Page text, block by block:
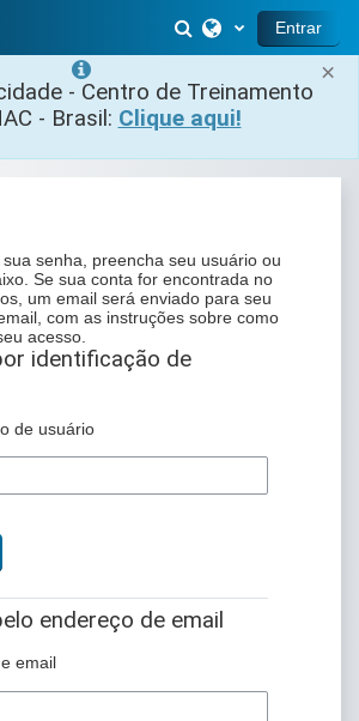
×
- Centro de Treinamento
- Brasil: Clique aqui!
Alternar entrada
Entrar
senha, preencha seu usuário ou
Se sua conta for encontrada no
um email será enviado para seu
com as instruções sobre como
acesso.
identificação de usuário
identificação de
de usuário
endereço de email
endereço de email
email